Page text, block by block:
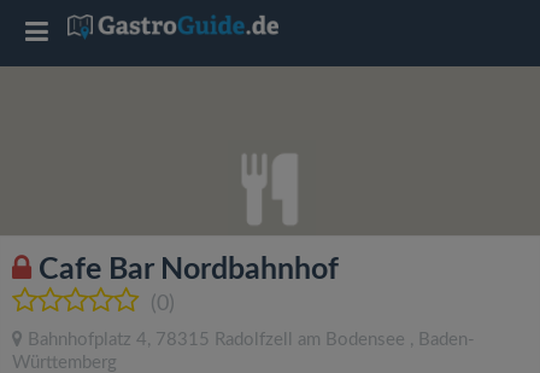
Cafe Bar Nordbahnhof
(0)
Bahnhofplatz 4, 78315 Radolfzell am Bodensee , Baden-
Württemberg
T
l
e